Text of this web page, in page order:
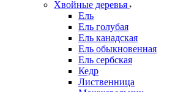
Хвойные деревья
Ель
Ель голубая
Ель канадская
Ель обыкновенная
Ель сербская
Кедр
Лиственница